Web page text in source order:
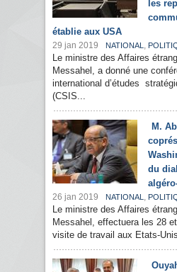
les
établie aux USA
29 jan 2019 NATIONAL ,
Le ministre des Affaires
Messahel, a donné une
international d’études
(CSIS...
M.
du
26 jan 2019 NATIONAL ,
Le ministre des Affaires
Messahel, effectuera les 28
visite de travail aux Etats-